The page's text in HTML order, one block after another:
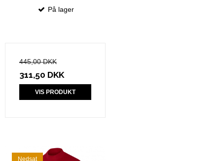
På lager
445,00 DKK
311,50 DKK
VIS PRODUKT
Nedsat